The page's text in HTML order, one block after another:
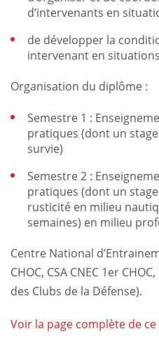
d’intervenants en
de développer la
intervenant en
Organisation du diplôme :
Semestre 1 :
pratiques (dont un
survie)
Semestre 2 :
pratiques (dont un
rusticité en milieu
semaines) en milieu
Centre National
CHOC, CSA CNEC 1er
des Clubs de la Défense).
Voir la page complète de